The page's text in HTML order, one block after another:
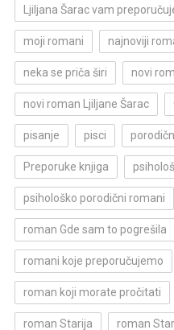
Ljiljana Šarac vam
moji romani najnoviji
neka se priča širi novi
novi roman Ljiljane Šarac
pisanje pisci
Preporuke knjiga
psihološko porodični romani
roman Gde sam to pogrešila
romani koje preporučujemo
roman koji morate pročitati
roman Starija roman